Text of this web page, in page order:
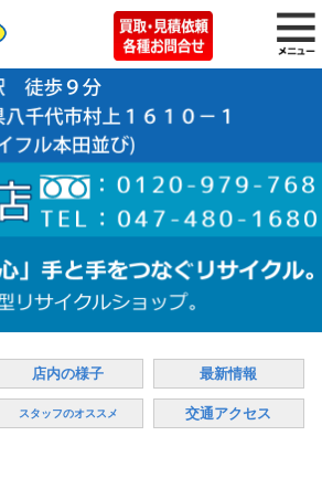
店内の様子 最新情報
スタッフのオススメ 交通アクセス